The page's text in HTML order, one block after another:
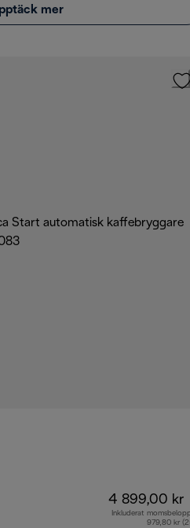
mer
4 899,00 kr
Inkluderat
979,80 kr